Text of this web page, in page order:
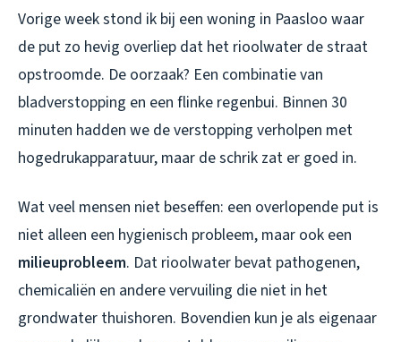
Vorige week stond ik bij een woning in Paasloo waar
de put zo hevig overliep dat het rioolwater de straat
opstroomde. De oorzaak? Een combinatie van
bladverstopping en een flinke regenbui. Binnen 30
minuten hadden we de verstopping verholpen met
hogedrukapparatuur, maar de schrik zat er goed in.
Wat veel mensen niet beseffen: een overlopende put is
niet alleen een hygienisch probleem, maar ook een
milieuprobleem. Dat rioolwater bevat pathogenen,
chemicaliën en andere vervuiling die niet in het
grondwater thuishoren. Bovendien kun je als eigenaar